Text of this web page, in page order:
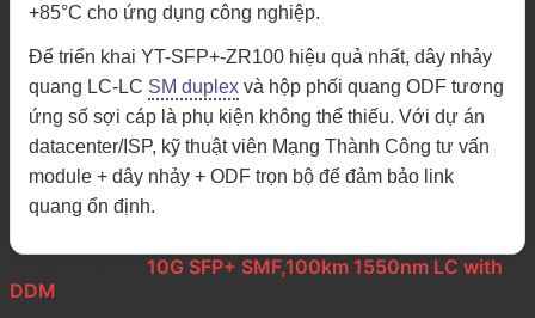
+85°C cho ứng dụng công nghiệp.
Để triển khai YT-SFP+-ZR100 hiệu quả nhất, dây nhảy
quang LC-LC SM duplex và hộp phối quang ODF tương
ứng số sợi cáp là phụ kiện không thể thiếu. Với dự án
datacenter/ISP, kỹ thuật viên Mạng Thành Công tư vấn
module + dây nhảy + ODF trọn bộ để đảm bảo link
quang ổn định.
10G SFP+ SMF,100km 1550nm LC with
DDM